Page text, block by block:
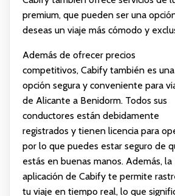
premium, que pueden ser una
deseas un viaje más cómodo y
Además de ofrecer precios
competitivos, Cabify también es una
opción segura y conveniente para
de Alicante a Benidorm. Todos sus
conductores están debidamente
registrados y tienen licencia para
por lo que puedes estar seguro de
estás en buenas manos. Además, la
aplicación de Cabify te permite
tu viaje en tiempo real, lo que